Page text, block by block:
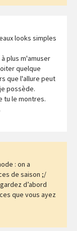
looks simples
plus m'amuser
quelque
que l'allure peut
possède.
tu le montres.
: on a
de saison ;/
d’abord
que vous ayez